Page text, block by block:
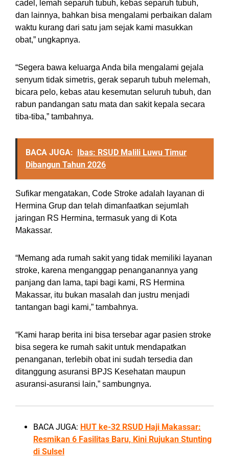
cadel, lemah separuh tubuh, kebas separuh tubuh,
dan lainnya, bahkan bisa mengalami perbaikan dalam
waktu kurang dari satu jam sejak kami masukkan
obat,” ungkapnya.
“Segera bawa keluarga Anda bila mengalami gejala
senyum tidak simetris, gerak separuh tubuh melemah,
bicara pelo, kebas atau kesemutan seluruh tubuh, dan
rabun pandangan satu mata dan sakit kepala secara
tiba-tiba,” tambahnya.
BACA JUGA: Ibas: RSUD Malili Luwu Timur
Dibangun Tahun 2026
Sufikar mengatakan, Code Stroke adalah layanan di
Hermina Grup dan telah dimanfaatkan sejumlah
jaringan RS Hermina, termasuk yang di Kota
Makassar.
“Memang ada rumah sakit yang tidak memiliki layanan
stroke, karena menganggap penanganannya yang
panjang dan lama, tapi bagi kami, RS Hermina
Makassar, itu bukan masalah dan justru menjadi
tantangan bagi kami,” tambahnya.
“Kami harap berita ini bisa tersebar agar pasien stroke
bisa segera ke rumah sakit untuk mendapatkan
penanganan, terlebih obat ini sudah tersedia dan
ditanggung asuransi BPJS Kesehatan maupun
asuransi-asuransi lain,” sambungnya.
BACA JUGA: HUT ke-32 RSUD Haji Makassar:
Resmikan 6 Fasilitas Baru, Kini Rujukan Stunting
di Sulsel